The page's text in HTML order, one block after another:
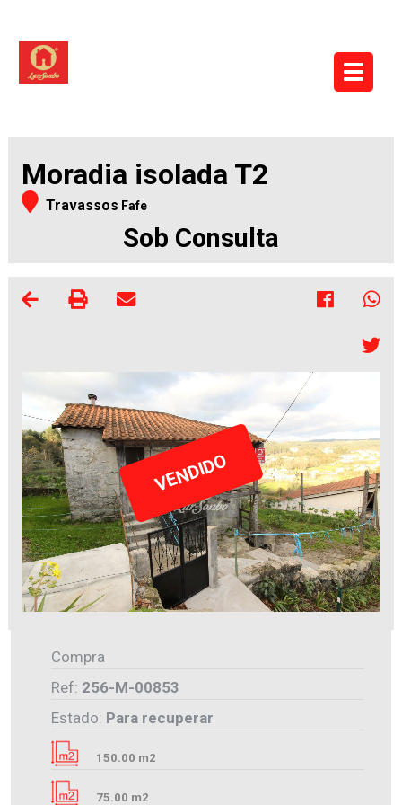
Moradia isolada T2
Travassos Fafe
Sob Consulta
VENDIDO
Compra
Ref: 256-M-00853
Estado: Para recuperar
150.00 m2
75.00 m2